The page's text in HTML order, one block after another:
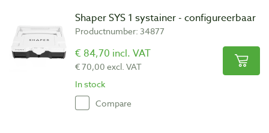
Shaper SYS 1 systainer - configureerbaar
Productnumber: 34877
€ 84,70 incl. VAT
€ 70,00 excl. VAT
In stock
Compare